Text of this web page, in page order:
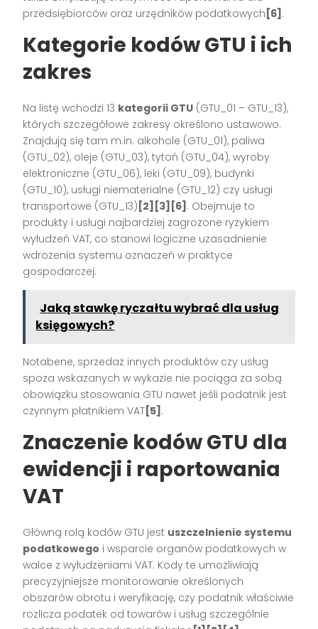
przedsiębiorców oraz urzędników podatkowych [6] .
Kategorie kodów GTU i ich
zakres
Na listę wchodzi 13 kategorii GTU (GTU_01 – GTU_13),
których szczegółowe zakresy określono ustawowo.
Znajdują się tam m.in. alkohole (GTU_01), paliwa
(GTU_02), oleje (GTU_03), tytoń (GTU_04), wyroby
elektroniczne (GTU_06), leki (GTU_09), budynki
(GTU_10), usługi niematerialne (GTU_12) czy usługi
transportowe (GTU_13) [2][3][6] . Obejmuje to
produkty i usługi najbardziej zagrożone ryzykiem
wyłudzeń VAT, co stanowi logiczne uzasadnienie
wdrożenia systemu oznaczeń w praktyce
gospodarczej.
Jaką stawkę ryczałtu wybrać dla usług
księgowych?
Notabene, sprzedaż innych produktów czy usług
spoza wskazanych w wykazie nie pociąga za sobą
obowiązku stosowania GTU nawet jeśli podatnik jest
czynnym płatnikiem VAT [5] .
Znaczenie kodów GTU dla
ewidencji i raportowania
VAT
Główną rolą kodów GTU jest uszczelnienie systemu
podatkowego i wsparcie organów podatkowych w
walce z wyłudzeniami VAT. Kody te umożliwiają
precyzyjniejsze monitorowanie określonych
obszarów obrotu i weryfikację, czy podatnik właściwie
rozlicza podatek od towarów i usług szczególnie